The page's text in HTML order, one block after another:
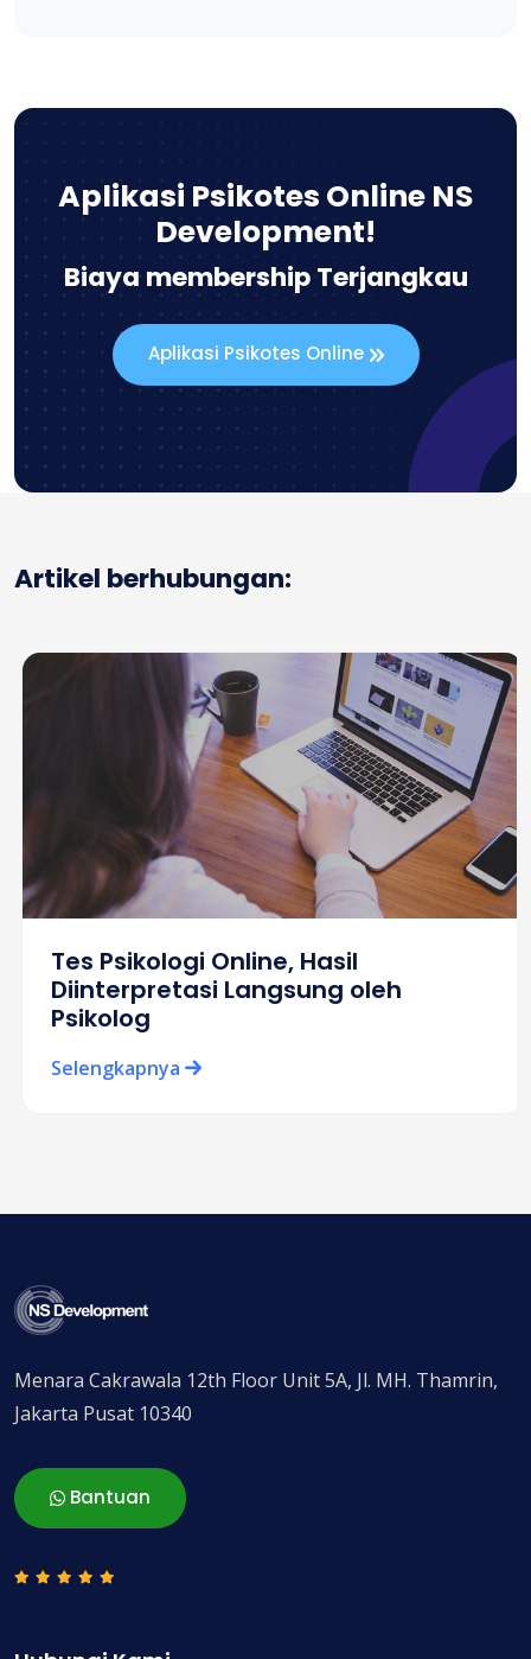
Aplikasi Psikotes Online NS
Development!
Biaya membership Terjangkau
Aplikasi Psikotes Online
Artikel berhubungan:
Tes Psikologi Online, Hasil
Diinterpretasi Langsung oleh
Psikolog
Selengkapnya
Menara Cakrawala 12th Floor Unit 5A, Jl. MH. Thamrin,
Jakarta Pusat 10340
Bantuan